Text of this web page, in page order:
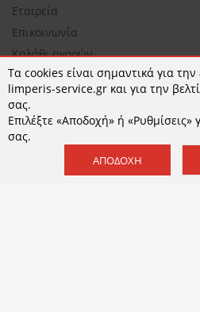
Εταιρεία
Επικοινωνία
Καλάθι αγορών
NEWSLETTER
Αποδέχομαι τουςόρους
Τα cookies είναι σημαντικά για
limperis-service.gr και για την
σας.
Επιλέξτε «Αποδοχή» ή «Ρυθμίσεις»
σας.
ΑΠΟΔΟΧΉ